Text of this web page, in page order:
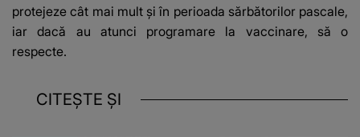
protejeze cât mai mult şi în perioada sărbătorilor pascale,
iar dacă au atunci programare la vaccinare, să o
respecte.
CITEȘTE ȘI